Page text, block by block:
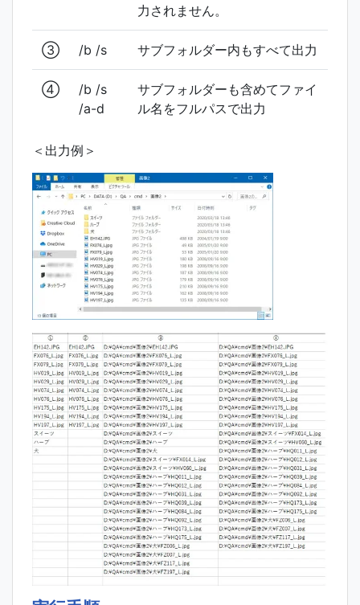
力されません。
③ /b /s サブフォルダー内もすべて出力
④
/b /s
/a-d
サブフォルダーも含めてファイ
ル名をフルパスで出力
＜出力例＞